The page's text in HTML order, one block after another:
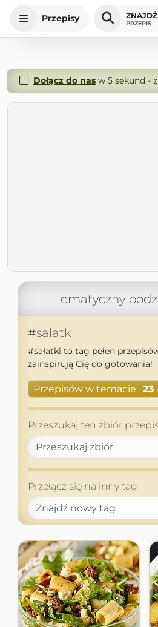
Przepisy ZNAJDŹ
PRZEPIS
Dołącz do nasw 5 sekund -
Tematyczny
#salatki
#sałatki to tag pełen
zainspirują Cię do gotowania!
Przepisów w temacie 23
Przeszukaj ten zbiór
Przełącz się na inny tag